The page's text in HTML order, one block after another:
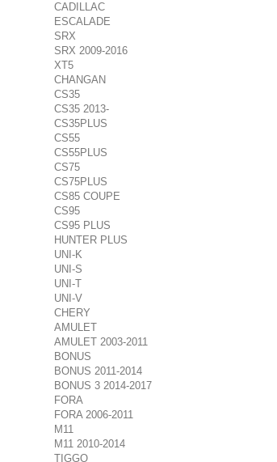
CADILLAC
ESCALADE
SRX
SRX 2009-2016
XT5
CHANGAN
CS35
CS35 2013-
CS35PLUS
CS55
CS55PLUS
CS75
CS75PLUS
CS85 COUPE
CS95
CS95 PLUS
HUNTER PLUS
UNI-K
UNI-S
UNI-T
UNI-V
CHERY
AMULET
AMULET 2003-2011
BONUS
BONUS 2011-2014
BONUS 3 2014-2017
FORA
FORA 2006-2011
M11
M11 2010-2014
TIGGO